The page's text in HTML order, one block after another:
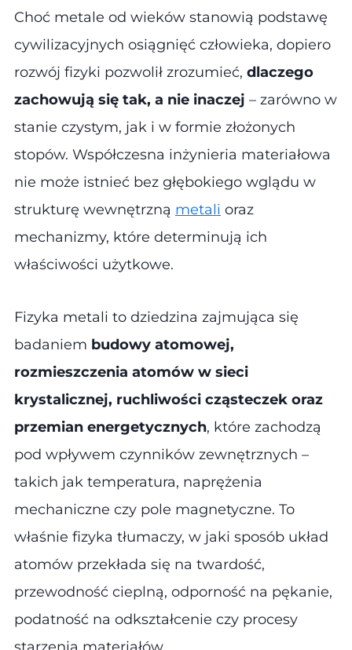
Choć metale od wieków stanowią podstawę
cywilizacyjnych osiągnięć człowieka, dopiero
rozwój fizyki pozwolił zrozumieć, dlaczego
zachowują się tak, a nie inaczej – zarówno w
stanie czystym, jak i w formie złożonych
stopów. Współczesna inżynieria materiałowa
nie może istnieć bez głębokiego wglądu w
strukturę wewnętrzną metali oraz
mechanizmy, które determinują ich
właściwości użytkowe.
Fizyka metali to dziedzina zajmująca się
badaniem budowy atomowej,
rozmieszczenia atomów w sieci
krystalicznej, ruchliwości cząsteczek oraz
przemian energetycznych, które zachodzą
pod wpływem czynników zewnętrznych –
takich jak temperatura, naprężenia
mechaniczne czy pole magnetyczne. To
właśnie fizyka tłumaczy, w jaki sposób układ
atomów przekłada się na twardość,
przewodność cieplną, odporność na pękanie,
podatność na odkształcenie czy procesy